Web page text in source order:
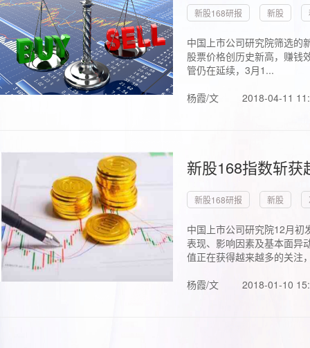
新股168研报 新股
中国上市公司研究院筛选的
股票价格创历史新高，赚钱
管仍在延续，3月1...
杨霞/文
2018-04-11
新股168指数斩
新股168研报 新股
中国上市公司研究院12月初
表现、影响因素及基本面异
值正在获得越来越多的关注
杨霞/文
2018-01-10